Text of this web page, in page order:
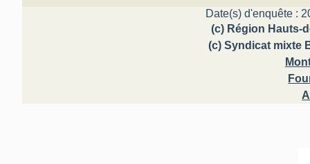
Date(s) d'enquête :
(c) Région Hauts-
(c) Syndicat mixte